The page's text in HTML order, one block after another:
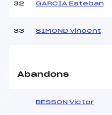
32 GARCIA Esteban
33 SIMOND Vincent
Abandons
BESSON Victor